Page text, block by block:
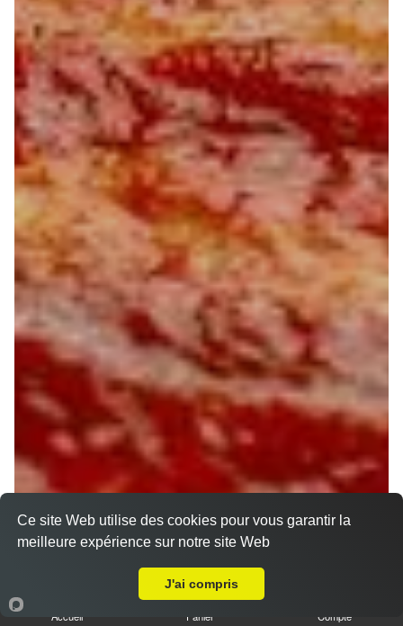
Accueil Panier Compte
Ce site Web utilise des cookies pour vous garantir la
meilleure expérience sur notre site Web
J'ai compris